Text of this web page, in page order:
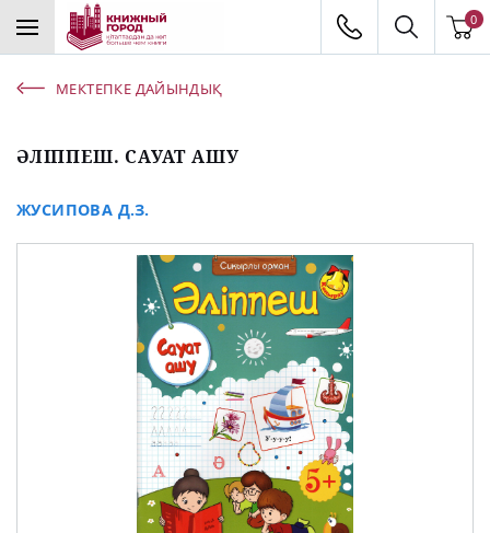
0
МЕКТЕПКЕ ДАЙЫНДЫҚ
ӘЛІППЕШ. САУАТ АШУ
ЖУСИПОВА Д.З.